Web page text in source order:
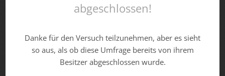
abgeschlossen!
Danke für den Versuch teilzunehmen, aber es sieht
so aus, als ob diese Umfrage bereits von ihrem
Besitzer abgeschlossen wurde.